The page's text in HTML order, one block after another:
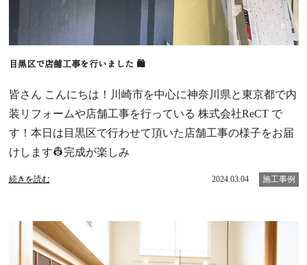
目黒区で店舗工事を行いました 🛍️
皆さん こんにちは！川崎市を中心に神奈川県と東京都で内
装リフォームや店舗工事を行っている 株式会社ReCT で
す！本日は目黒区で行わせて頂いた店舗工事の様子をお届
けします👷完成が楽しみ
続きを読む 2024.03.04 施工事例